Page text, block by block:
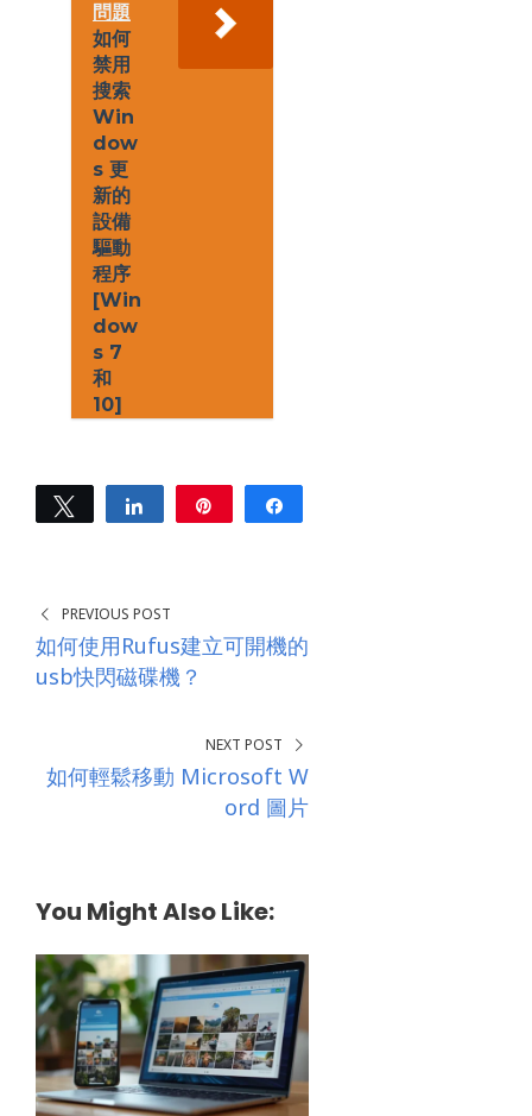
問題
如何
禁用
搜索
Win
dow
s 更
新的
設備
驅動
程序
[Win
dow
s 7
和
10]
Tweet Share
PREVIOUS POST
如何使用Rufus建立可開機的
usb快閃磁碟機？
NEXT POST
如何輕鬆移動 Microsoft W
ord 圖片
You Might Also Like: